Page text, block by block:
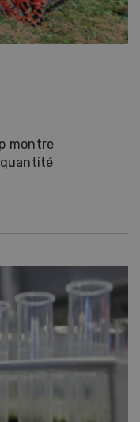
montre
quantité